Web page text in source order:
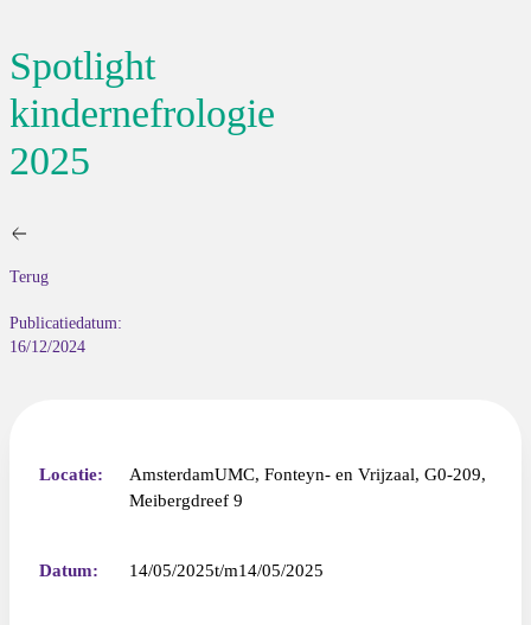
Spotlight
kindernefrologie
2025
Terug
Publicatiedatum:
16/12/2024
Locatie:
AmsterdamUMC, Fonteyn- en Vrijzaal, G0-209,
Meibergdreef 9
Datum: 14/05/2025 14/05/2025